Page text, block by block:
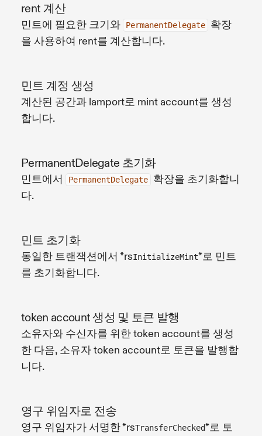
rent 계산
민트에 필요한 크기와 PermanentDelegate
확장
을 사용하여 rent를 계산합니다.
민트 계정 생성
계산된 공간과 lamport로 mint account를 생성
합니다.
PermanentDelegate 초기화
민트에서 PermanentDelegate
확장을 초기화합니
다.
민트 초기화
동일한 트랜잭션에서 *rsInitializeMint*로 민트
를 초기화합니다.
token account 생성 및 토큰 발행
소유자와 수신자를 위한 token account를 생성
한 다음, 소유자 token account로 토큰을 발행합
니다.
영구 위임자로 전송
영구 위임자가 서명한 *rsTransferChecked*로 토